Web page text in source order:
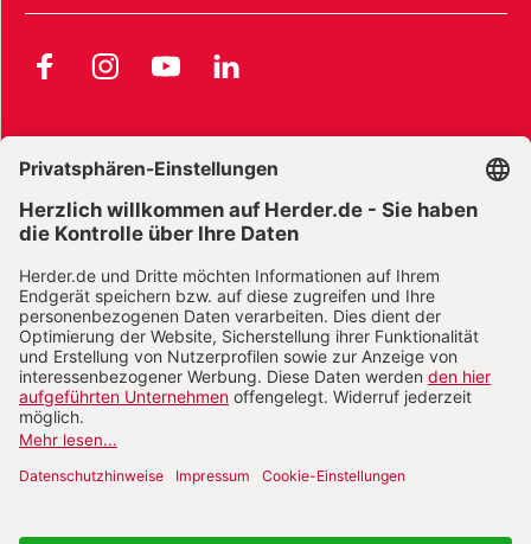
FacebookInstagramYouTubeLinkedIn
Widerrufsbelehrung E-Books
Widerrufsbelehrung Zeitschriften Datenschutz
Datenschutz Social Media Barrierefreiheit
Vertrag widerrufen